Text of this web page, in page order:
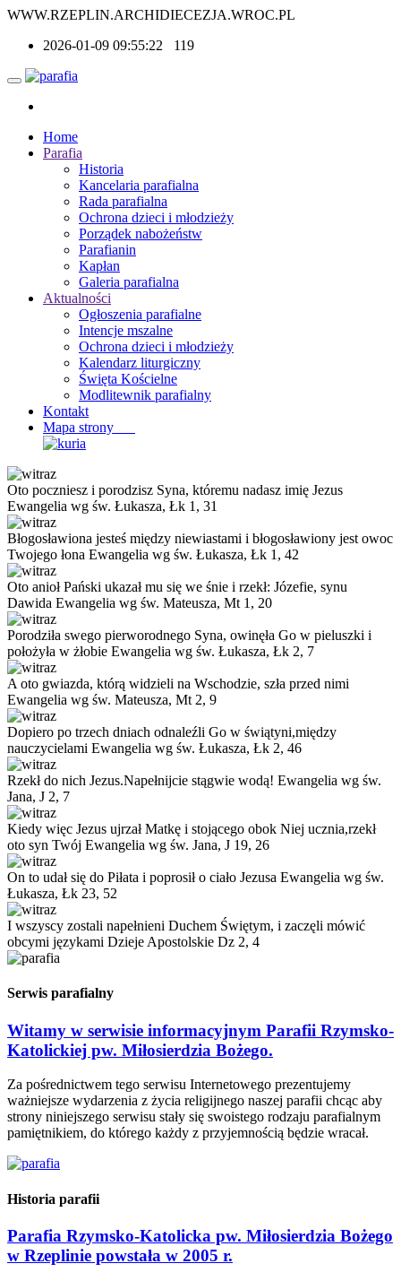
WWW.RZEPLIN.ARCHIDIECEZJA.WROC.PL
2026-01-09 09:55:22
119
Home
Parafia
Historia
Kancelaria parafialna
Rada parafialna
Ochrona dzieci i młodzieży
Porządek nabożeństw
Parafianin
Kapłan
Galeria parafialna
Aktualności
Ogłoszenia parafialne
Intencje mszalne
Ochrona dzieci i młodzieży
Kalendarz liturgiczny
Święta Kościelne
Modlitewnik parafialny
Kontakt
Mapa strony
Oto poczniesz i porodzisz Syna, któremu nadasz imię Jezus
Ewangelia wg św. Łukasza, Łk 1, 31
Błogosławiona jesteś między niewiastami i błogosławiony jest owoc
Twojego łona Ewangelia wg św. Łukasza, Łk 1, 42
Oto anioł Pański ukazał mu się we śnie i rzekł: Józefie, synu
Dawida Ewangelia wg św. Mateusza, Mt 1, 20
Porodziła swego pierworodnego Syna, owinęła Go w pieluszki i
położyła w żłobie Ewangelia wg św. Łukasza, Łk 2, 7
A oto gwiazda, którą widzieli na Wschodzie, szła przed nimi
Ewangelia wg św. Mateusza, Mt 2, 9
Dopiero po trzech dniach odnaleźli Go w świątyni,między
nauczycielami Ewangelia wg św. Łukasza, Łk 2, 46
Rzekł do nich Jezus.Napełnijcie stągwie wodą! Ewangelia wg św.
Jana, J 2, 7
Kiedy więc Jezus ujrzał Matkę i stojącego obok Niej ucznia,rzekł
oto syn Twój Ewangelia wg św. Jana, J 19, 26
On to udał się do Piłata i poprosił o ciało Jezusa Ewangelia wg św.
Łukasza, Łk 23, 52
I wszyscy zostali napełnieni Duchem Świętym, i zaczęli mówić
obcymi językami Dzieje Apostolskie Dz 2, 4
Serwis parafialny
Witamy w serwisie informacyjnym Parafii Rzymsko-
Katolickiej pw. Miłosierdzia Bożego.
Za pośrednictwem tego serwisu Internetowego prezentujemy
ważniejsze wydarzenia z życia religijnego naszej parafii chcąc aby
strony niniejszego serwisu stały się swoistego rodzaju parafialnym
pamiętnikiem, do którego każdy z przyjemnością będzie wracał.
Historia parafii
Parafia Rzymsko-Katolicka pw. Miłosierdzia Bożego
w Rzeplinie powstała w 2005 r.